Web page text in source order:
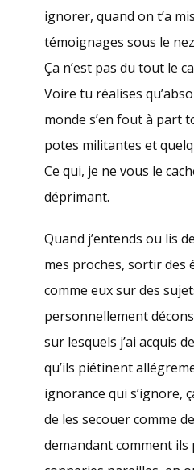
ignorer, quand on t’a
témoignages sous le
Ça n’est pas du tout le
Voire tu réalises
monde s’en fout à part
potes militantes et
Ce qui, je ne vous le
déprimant.
Quand j’entends ou lis
mes proches, sortir des
comme eux sur des
personnellement
sur lesquels j’ai acquis
qu’ils piétinent
ignorance qui s’ignore,
de les secouer comme
demandant comment